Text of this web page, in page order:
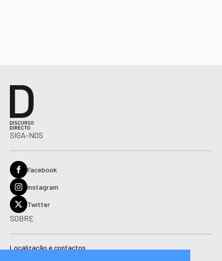
SIGA-NOS
Facebook
Instagram
Twitter
SOBRE
Localização e contactos